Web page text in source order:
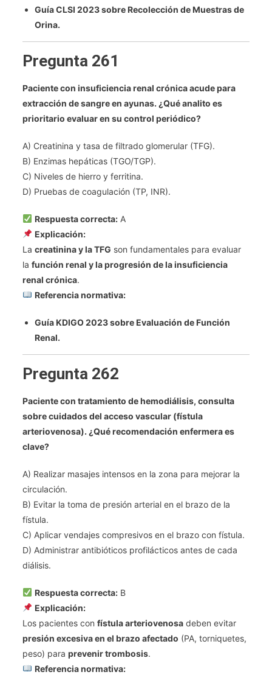
Guía CLSI 2023 sobre Recolección de Muestras de
Orina.
Pregunta 261
Paciente con insuficiencia renal crónica acude para
extracción de sangre en ayunas. ¿Qué analito es
prioritario evaluar en su control periódico?
A) Creatinina y tasa de filtrado glomerular (TFG).
B) Enzimas hepáticas (TGO/TGP).
C) Niveles de hierro y ferritina.
D) Pruebas de coagulación (TP, INR).
Respuesta correcta: A
Explicación:
Lacreatinina y la TFG son fundamentales para evaluar
lafunción renal y la progresión de la insuficiencia
renal crónica.
Referencia normativa:
Guía KDIGO 2023 sobre Evaluación de Función
Renal.
Pregunta 262
Paciente con tratamiento de hemodiálisis, consulta
sobre cuidados del acceso vascular (fístula
arteriovenosa). ¿Qué recomendación enfermera es
clave?
A) Realizar masajes intensos en la zona para mejorar la
circulación.
B) Evitar la toma de presión arterial en el brazo de la
fístula.
C) Aplicar vendajes compresivos en el brazo con fístula.
D) Administrar antibióticos profilácticos antes de cada
diálisis.
Respuesta correcta: B
Explicación:
Los pacientes confístula arteriovenosa deben evitar
presión excesiva en el brazo afectado (PA, torniquetes,
peso) paraprevenir trombosis.
Referencia normativa: